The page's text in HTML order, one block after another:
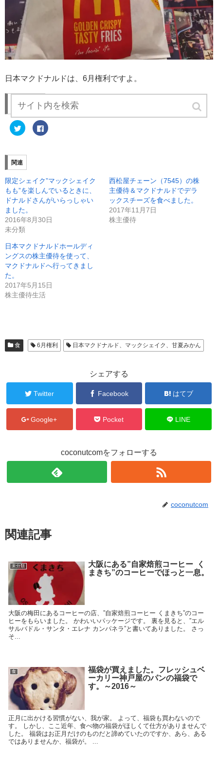
日本マクドナルドは、6月権利ですよ。
Share this:
ク
リ
て
T
w
t
t
e
r
で
共
有
(
新
し
ウ
ィ
ン
ド
ウ
き
ま
す
F
a
共
す
る
に
リ
ッ
て
く
だ
さ
い
し
い
ウ
ま
す
関連
限定シェイク”マックシェイク
もも”を楽しんでいるときに、
ドナルドさんがいらっしゃい
ました。
2016年8月30日
未分類
西松屋チェーン（7545）の株
主優待＆マクドナルドでデラ
ックスチーズを食べました。
2017年11月7日
株主優待
日本マクドナルドホールディ
ングスの株主優待を使って、
マクドナルドへ行ってきまし
た。
2017年5月15日
株主優待生活
食 6月権利 日本マクドナルド、マックシェイク、甘夏みかん
シェアする
Twitter Facebook はてブ
Google+ Pocket LINE
coconutcomをフォローする
coconutcom
関連記事
未分類
大阪にある”自家焙煎コーヒー く
まきち”のコーヒーでほっと一息。
大阪の梅田にあるコーヒーの店、”自家焙煎コーヒー くまきち”のコー
ヒーをもらいました。 かわいいパッケージです。 裏を見ると、”エル
サルバドル・サンタ・エレナ カンパネラ”と書いてありました。 さっ
そ...
食
福袋が買えました。フレッシュベ
ーカリー神戸屋のパンの福袋で
す。～2016～
正月に出かける習慣がない、我が家。 よって、福袋も買わないので
す。 しかし、ここ近年、食べ物の福袋がほしくて仕方がありませんで
した。 福袋はお正月だけのものだと諦めていたのですか、あら、ある
ではありませんか、福袋が。 ...